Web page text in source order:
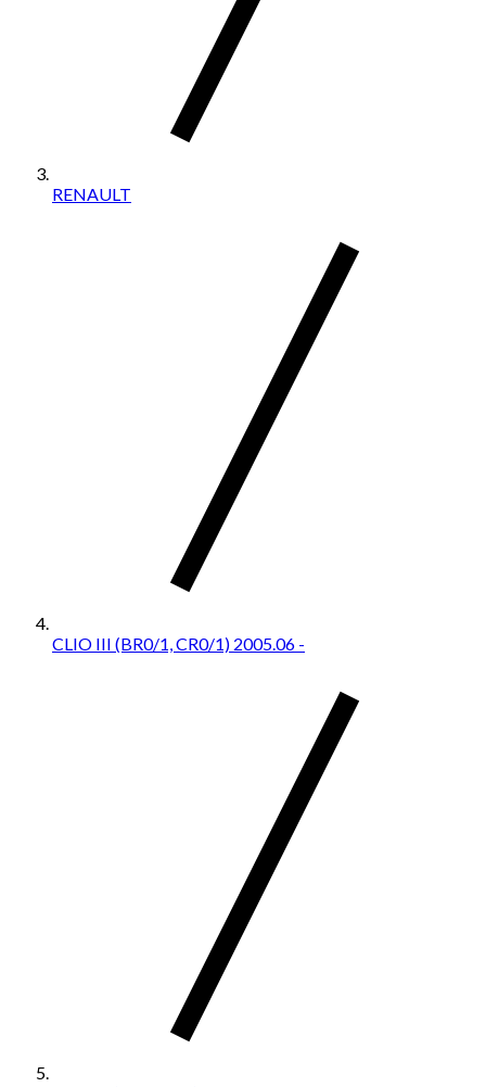
RENAULT
CLIO III (BR0/1, CR0/1) 2005.06 -